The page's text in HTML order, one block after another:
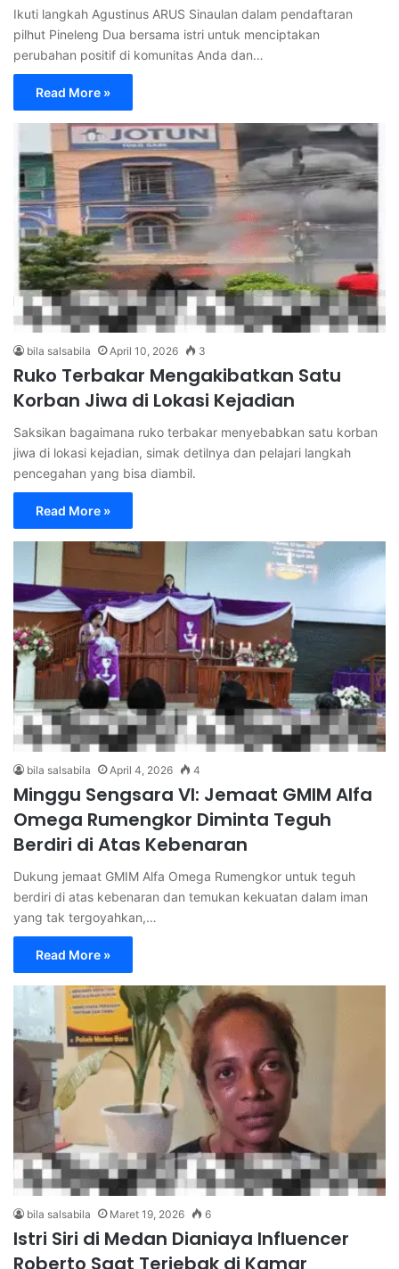
Ikuti langkah Agustinus ARUS Sinaulan dalam pendaftaran
pilhut Pineleng Dua bersama istri untuk menciptakan
perubahan positif di komunitas Anda dan…
Read More »
bila salsabila April 10, 2026 3
Ruko Terbakar Mengakibatkan Satu
Korban Jiwa di Lokasi Kejadian
Saksikan bagaimana ruko terbakar menyebabkan satu korban
jiwa di lokasi kejadian, simak detilnya dan pelajari langkah
pencegahan yang bisa diambil.
Read More »
bila salsabila April 4, 2026 4
Minggu Sengsara VI: Jemaat GMIM Alfa
Omega Rumengkor Diminta Teguh
Berdiri di Atas Kebenaran
Dukung jemaat GMIM Alfa Omega Rumengkor untuk teguh
berdiri di atas kebenaran dan temukan kekuatan dalam iman
yang tak tergoyahkan,…
Read More »
bila salsabila Maret 19, 2026 6
Istri Siri di Medan Dianiaya Influencer
Roberto Saat Terjebak di Kamar